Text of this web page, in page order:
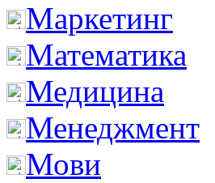
Маркетинг
Математика
Медицина
Менеджмент
Мови